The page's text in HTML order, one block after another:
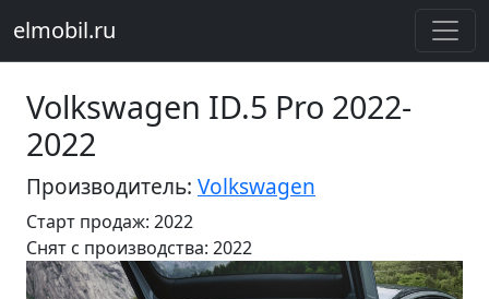
elmobil.ru
Volkswagen ID.5 Pro 2022-
2022
Производитель: Volkswagen
Старт продаж: 2022
Cнят с производства: 2022